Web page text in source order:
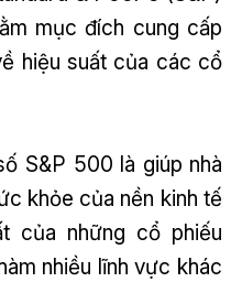
mục đích cung cấp
hiệu suất của các cổ
S&P 500 là giúp nhà
khỏe của nền kinh tế
của những cổ phiếu
nhiều lĩnh vực khác